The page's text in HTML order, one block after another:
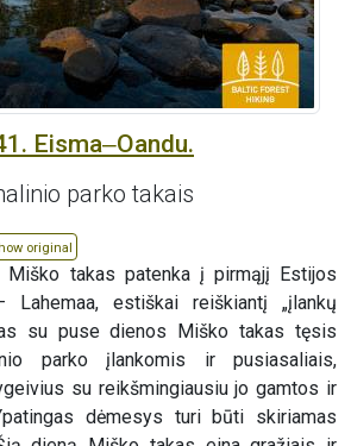
Eisma‒Oandu.
parko takais
original
Miško takas patenka į pirmąjį Estijos
Lahemaa, estiškai reiškiantį „įlankų
su puse dienos Miško takas tęsis
parko įlankomis ir pusiasaliais,
su reikšmingiausiu jo gamtos ir
dėmesys turi būti skiriamas